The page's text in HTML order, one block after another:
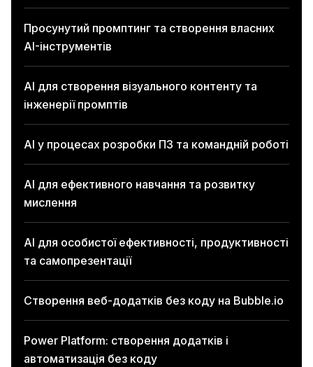
Просунутий промптинг та створення власних
AI-інструментів
AI для створення візуального контенту та
інженерії промптів
AI у процесах розробки ПЗ та командній роботі
AI для ефективного навчання та розвитку
мислення
AI для особистої ефективності, продуктивності
та самопрезентації
Створення веб-додатків без коду на Bubble.io
Power Platform: створення додатків і
автоматизація без коду